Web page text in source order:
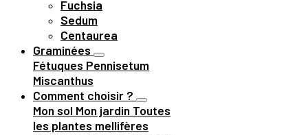
Fuchsia
Sedum
Centaurea
Graminées
Fétuques Pennisetum
Miscanthus
Comment choisir ?
Mon sol Mon jardin Toutes
les plantes mellifères